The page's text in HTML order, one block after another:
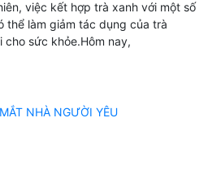
việc kết hợp trà xanh với một số
thể làm giảm tác dụng của trà
sức khỏe.Hôm nay,